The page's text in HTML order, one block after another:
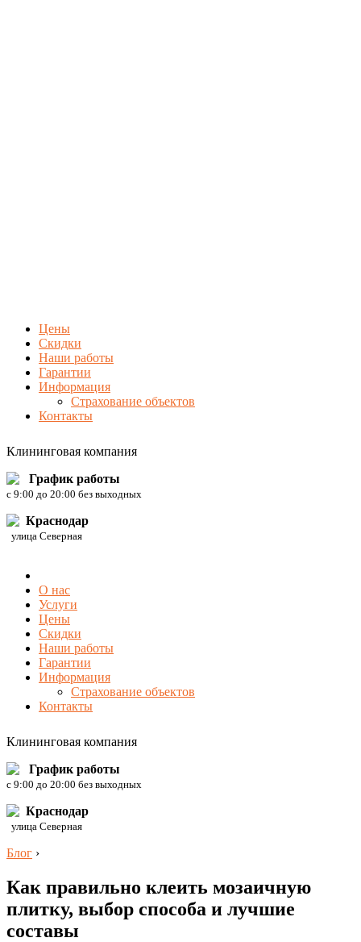
Цены
Скидки
Наши работы
Гарантии
Информация
Страхование объектов
Контакты
Клининговая компания
График работы
c 9:00 до 20:00 без выходных
Краснодар
улица Северная
О нас
Услуги
Цены
Скидки
Наши работы
Гарантии
Информация
Страхование объектов
Контакты
Клининговая компания
График работы
c 9:00 до 20:00 без выходных
Краснодар
улица Северная
Блог ›
Как правильно клеить мозаичную
плитку, выбор способа и лучшие
составы